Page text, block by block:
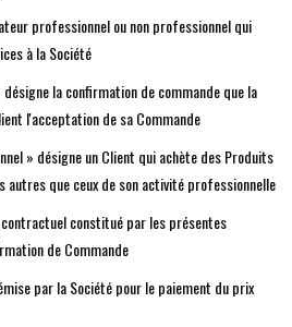
professionnel ou non professionnel qui
à la Société
la confirmation de commande que la
l'acceptation de sa Commande
» désigne un Client qui achète des Produits
autres que ceux de son activité professionnelle
constitué par les présentes
de Commande
par la Société pour le paiement du prix